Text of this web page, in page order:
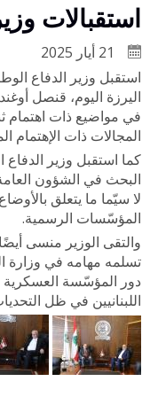
استقبالات
استقبل وزير الدفاع
اليرزة اليوم، قنصل
في مواضيع ذات اهتمام
المجالات ذات الإهتمام
كما استقبل وزير الدفاع
البحث في الشؤون العامة
لا سيّما ما يتعلق
المؤسّسات الرسمية.
والتقى الوزير منسى
تسلمه مهامه في وزارة
دور المؤسّسة العسكرية
اللبنانيين في ظل